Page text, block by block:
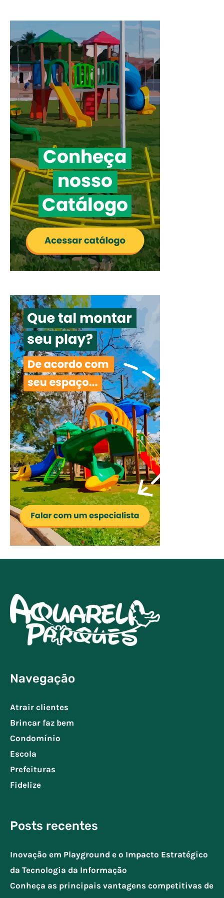
Navegação
Atrair clientes
Brincar faz bem
Condomínio
Escola
Prefeituras
Fidelize
Posts recentes
Inovação em Playground e o Impacto Estratégico
da Tecnologia da Informação
Conheça as principais vantagens competitivas de